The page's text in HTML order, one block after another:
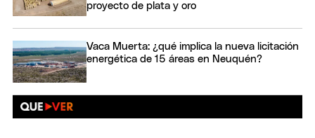
proyecto de plata y oro
Vaca Muerta: ¿qué implica la nueva licitación
energética de 15 áreas en Neuquén?